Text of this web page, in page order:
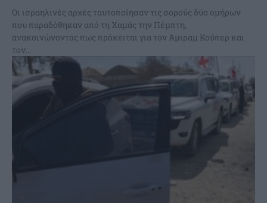
Οι ισραηλινές αρχές ταυτοποίησαν τις σορούς δύο ομήρων
που παραδόθηκαν από τη Χαμάς την Πέμπτη,
ανακοινώνοντας πως πρόκειται για τον Άμιραμ Κούπερ και
τον...